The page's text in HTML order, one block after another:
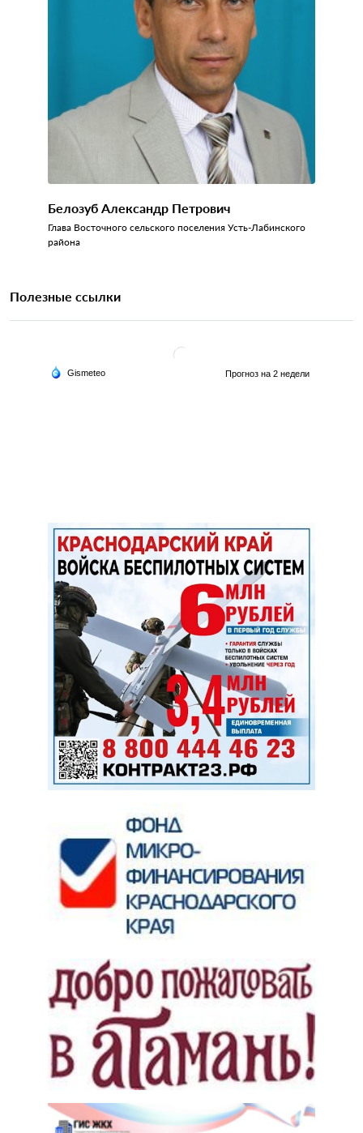
Белозуб Александр Петрович
Глава Восточного сельского поселения Усть-Лабинского
района
Полезные ссылки